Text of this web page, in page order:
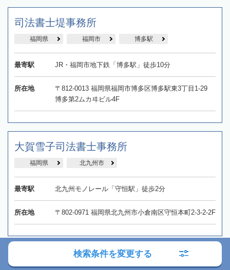
司法書士堤事務所
福岡県 福岡市 博多駅
最寄駅 JR・福岡市地下鉄「博多駅」徒歩10分
所在地
〒812-0013 福岡県福岡市博多区博多駅東3丁目1-29
博多第2ムカヰビル4F
大賀雪子司法書士事務所
福岡県 北九州市
最寄駅 北九州モノレール「守恒駅」徒歩2分
所在地 〒802-0971 福岡県北九州市小倉南区守恒本町2-3-2-2F
金山国際司法書士事務所
検索条件を変更する